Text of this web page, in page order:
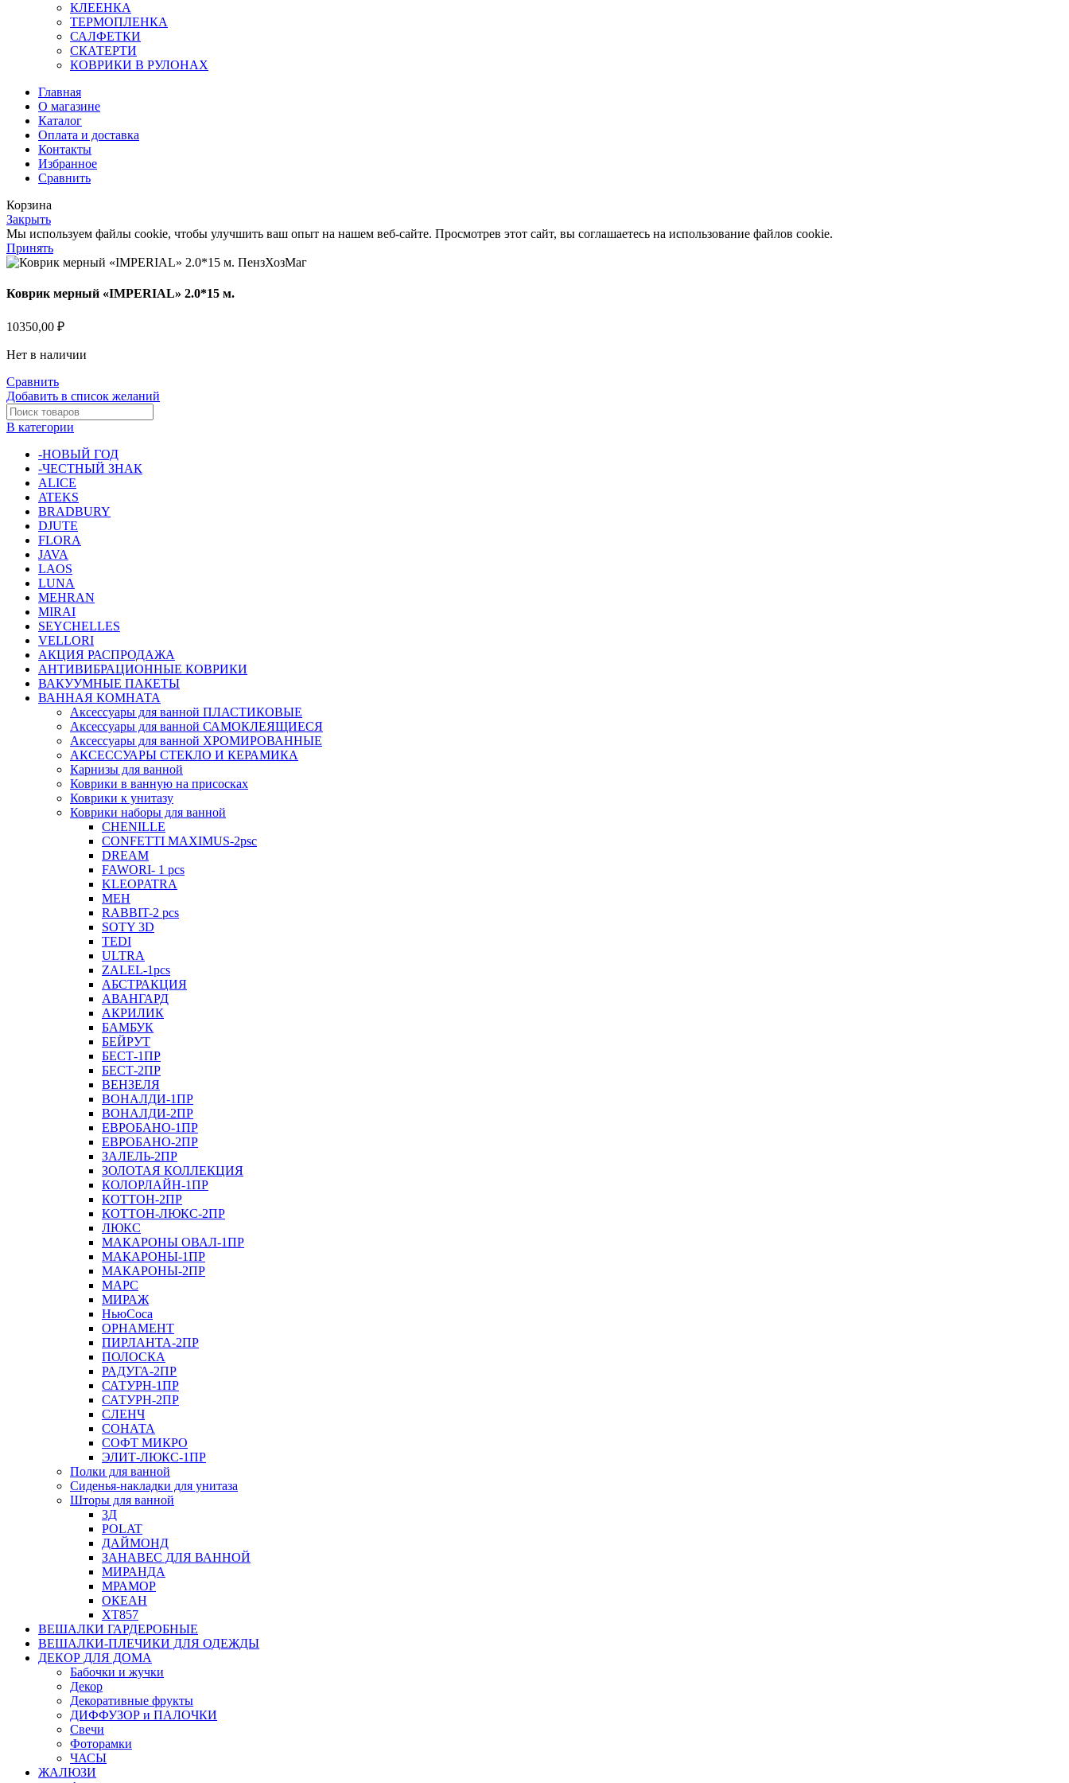
КЛЕЕНКА
ТЕРМОПЛЕНКА
САЛФЕТКИ
СКАТЕРТИ
КОВРИКИ В РУЛОНАХ
Главная
О магазине
Каталог
Оплата и доставка
Контакты
Избранное
Сравнить
Корзина
Закрыть
Мы используем файлы cookie, чтобы улучшить ваш опыт на нашем веб-сайте. Просмотрев этот сайт, вы соглашаетесь на использование файлов cookie.
Принять
Коврик мерный «IMPERIAL» 2.0*15 м.
10350,00 ₽
Нет в наличии
Сравнить
Добавить в список желаний
В категории
-НОВЫЙ ГОД
-ЧЕСТНЫЙ ЗНАК
ALICE
ATEKS
BRADBURY
DJUTE
FLORA
JAVA
LAOS
LUNA
MEHRAN
MIRAI
SEYCHELLES
VELLORI
АКЦИЯ РАСПРОДАЖА
АНТИВИБРАЦИОННЫЕ КОВРИКИ
ВАКУУМНЫЕ ПАКЕТЫ
ВАННАЯ КОМНАТА
Аксессуары для ванной ПЛАСТИКОВЫЕ
Аксессуары для ванной САМОКЛЕЯЩИЕСЯ
Аксессуары для ванной ХРОМИРОВАННЫЕ
АКСЕССУАРЫ СТЕКЛО И КЕРАМИКА
Карнизы для ванной
Коврики в ванную на присосках
Коврики к унитазу
Коврики наборы для ванной
CHENILLE
CONFETTI MAXIMUS-2psc
DREAM
FAWORI- 1 pcs
KLEOPATRA
MEH
RABBIT-2 pcs
SOTY 3D
TEDI
ULTRA
ZALEL-1pcs
АБСТРАКЦИЯ
АВАНГАРД
АКРИЛИК
БАМБУК
БЕЙРУТ
БЕСТ-1ПР
БЕСТ-2ПР
ВЕНЗЕЛЯ
ВОНАЛДИ-1ПР
ВОНАЛДИ-2ПР
ЕВРОБАНО-1ПР
ЕВРОБАНО-2ПР
ЗАЛЕЛЬ-2ПР
ЗОЛОТАЯ КОЛЛЕКЦИЯ
КОЛОРЛАЙН-1ПР
КОТТОН-2ПР
КОТТОН-ЛЮКС-2ПР
ЛЮКС
МАКАРОНЫ ОВАЛ-1ПР
МАКАРОНЫ-1ПР
МАКАРОНЫ-2ПР
МАРС
МИРАЖ
НьюСоса
ОРНАМЕНТ
ПИРЛАНТА-2ПР
ПОЛОСКА
РАДУГА-2ПР
САТУРН-1ПР
САТУРН-2ПР
СЛЕНЧ
СОНАТА
СОФТ МИКРО
ЭЛИТ-ЛЮКС-1ПР
Полки для ванной
Сиденья-накладки для унитаза
Шторы для ванной
3Д
POLAT
ДАЙМОНД
ЗАНАВЕС ДЛЯ ВАННОЙ
МИРАНДА
МРАМОР
ОКЕАН
ХТ857
ВЕШАЛКИ ГАРДЕРОБНЫЕ
ВЕШАЛКИ-ПЛЕЧИКИ ДЛЯ ОДЕЖДЫ
ДЕКОР ДЛЯ ДОМА
Бабочки и жучки
Декор
Декоративные фрукты
ДИФФУЗОР и ПАЛОЧКИ
Свечи
Фоторамки
ЧАСЫ
ЖАЛЮЗИ